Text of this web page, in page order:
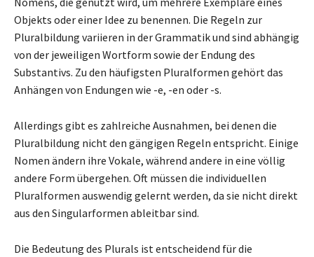
Objekts oder einer Idee zu benennen. Die Regeln zur
Pluralbildung variieren in der Grammatik und sind abhängig
von der jeweiligen Wortform sowie der Endung des
Substantivs. Zu den häufigsten Pluralformen gehört das
Anhängen von Endungen wie -e, -en oder -s.
Allerdings gibt es zahlreiche Ausnahmen, bei denen die
Pluralbildung nicht den gängigen Regeln entspricht. Einige
Nomen ändern ihre Vokale, während andere in eine völlig
andere Form übergehen. Oft müssen die individuellen
Pluralformen auswendig gelernt werden, da sie nicht direkt
aus den Singularformen ableitbar sind.
Die Bedeutung des Plurals ist entscheidend für die